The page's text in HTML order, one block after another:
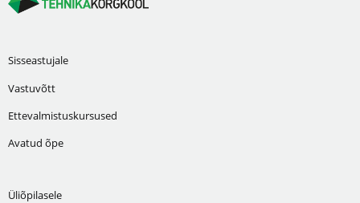
Sisseastujale
Vastuvõtt
Ettevalmistuskursused
Avatud õpe
Üliõpilasele